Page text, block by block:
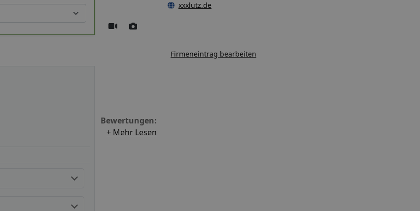
xxxlutz.de
Firmeneintrag bearbeiten
Bewertungen:
+ Mehr Lesen